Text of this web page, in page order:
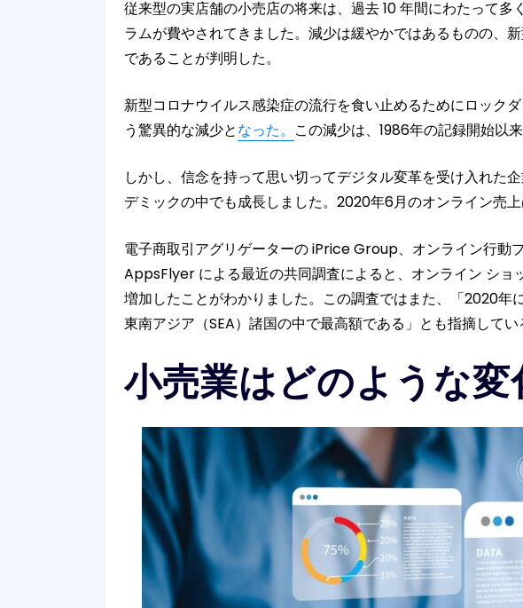
従来型の実店舗の小売店の将来は、過去 10 年間にわたって
ラムが費やされてきました。減少は緩やかではあるものの、
であることが判明した。
新型コロナウイルス感染症の流行を食い止めるためにロック
う驚異的な減少となった。 この減少は、1986年の記録開始以
しかし、信念を持って思い切ってデジタル変革を受け入れた
デミックの中でも成長しました。2020年6月のオンライン売
電子商取引アグリゲーターの iPrice Group、オンライン行
AppsFlyer による最近の共同調査によると、オンライン シ
増加したことがわかりました。この調査ではまた、「2020年
東南アジア（SEA）諸国の中で最高額である」とも指摘してい
小売業はどのような